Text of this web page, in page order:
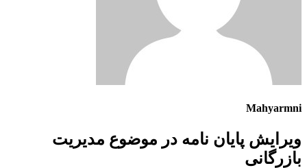
Mahyarmni
ویرایش پایان نامه در موضوع مدیریت
بازرگانی